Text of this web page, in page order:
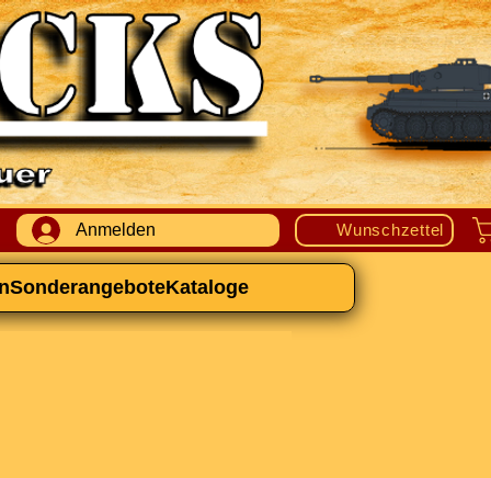
Anmelden Wunschzettel
SonderangeboteKataloge